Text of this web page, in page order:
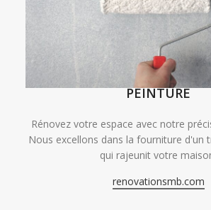
PEINTURE
Rénovez votre espace avec notre
Nous excellons dans la fourniture d'un
qui rajeunit votre
renovationsmb.com